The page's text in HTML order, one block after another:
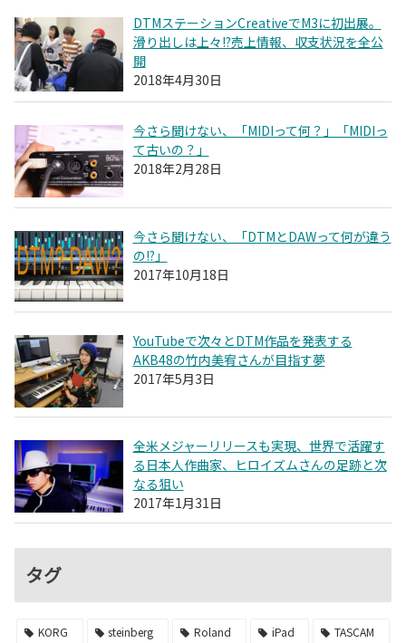
DTMステーションCreativeでM3に初出展。
滑り出しは上々!?売上情報、収支状況を全公
開
2018年4月30日
今さら聞けない、「MIDIって何？」「MIDIっ
て古いの？」
2018年2月28日
今さら聞けない、「DTMとDAWって何が違う
の!?」
2017年10月18日
YouTubeで次々とDTM作品を発表する
AKB48の竹内美宥さんが目指す夢
2017年5月3日
全米メジャーリリースも実現、世界で活躍す
る日本人作曲家、ヒロイズムさんの足跡と次
なる狙い
2017年1月31日
タグ
KORG steinberg Roland iPad
TASCAM